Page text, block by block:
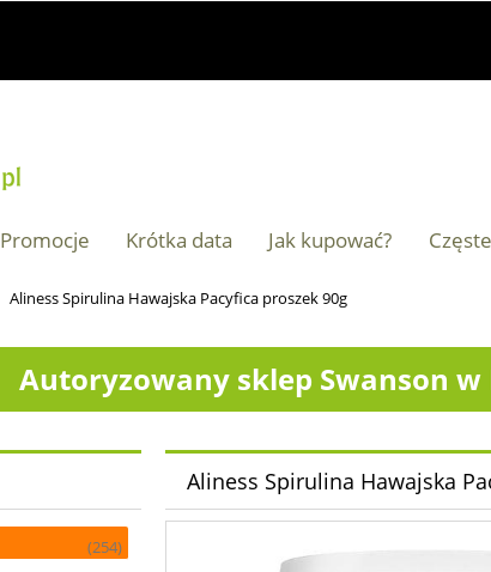
Promocje Krótka data Jak kupować?
Aliness Spirulina Hawajska Pacyfica proszek 90g
Autoryzowany sklep Swanson w
(254)
Aliness Spirulina Hawajska